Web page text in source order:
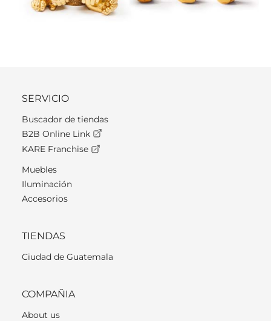
SERVICIO
Buscador de tiendas
B2B Online Link
KARE Franchise
Muebles
Iluminación
Accesorios
TIENDAS
Ciudad de Guatemala
COMPAÑIA
About us